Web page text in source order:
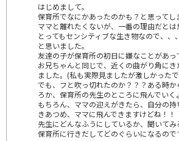
はじめまして。
保育所でなにかあったのかも？と思ってし
ママと離れたくないが、一番の理由だと
とってもセンシティブな生き物なので、、
と思いました。
友達の子が保育所の初日に嫌なことがあっ
お兄ちゃんと同じで、近くの曲がり角に
ました。(私も実際見ましたが激しかったで
でも、フと吹っ切れたのか？？？ある時
ろか、保育所の先生のところに飛んでいく
もちろん、ママの迎えがきたら、自分の
きあつめ、ママに飛んできますけどね！！
先生にどんなふうにしているか、聞いてみ
保育所に行きだしてどのぐらいになるので